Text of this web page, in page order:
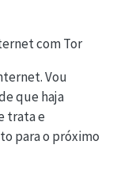
com Tor
Vou
que haja
trata e
para o próximo